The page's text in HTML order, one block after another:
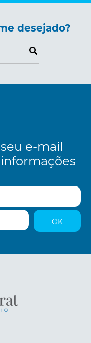
desejado?
por exame
e-mail
OK